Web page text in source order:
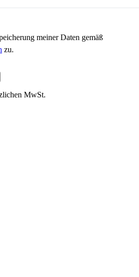
meiner Daten gemäß
zu.
MwSt.